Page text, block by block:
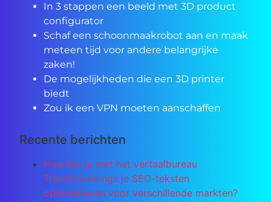
In 3 stappen een beeld met 3D product
configurator
Schaf een schoonmaakrobot aan en maak
meteen tijd voor andere belangrijke
zaken!
De mogelijkheden die een 3D printer
biedt
Zou ik een VPN moeten aanschaffen
Recente berichten
Hoe kan je met het vertaalbureau
Translationkings je SEO-teksten
optimaliseren voor verschillende markten?